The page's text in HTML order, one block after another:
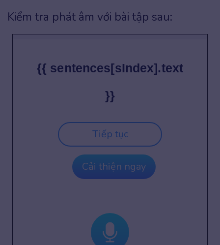
Kiểm tra phát âm với bài tập sau:
{{ sentences[sIndex].text
}}
Tiếp tục
Cải thiện ngay